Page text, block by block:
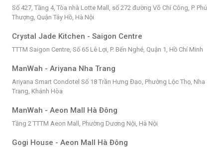
Số 427, Tầng 4, Tòa nhà Lotte Mall, số 272 đường Võ Chí Công, P. Phú
Thượng, Quận Tây Hồ, Hà Nội
Crystal Jade Kitchen - Saigon Centre
TTTM Saigon Centre, Số 65 Lê Lợi, P. Bến Nghé, Quận 1, Hồ Chí Minh
ManWah - Ariyana Nha Trang
Ariyana Smart Condotel Số 18 Trần Hưng Đạo, Phường Lộc Thọ, Nha
Trang, Khánh Hòa
ManWah - Aeon Mall Hà Đông
Tầng 2 TTTM Aeon Mall, Phường Dương Nội, Hà Nội
Gogi House - Aeon Mall Hà Đông